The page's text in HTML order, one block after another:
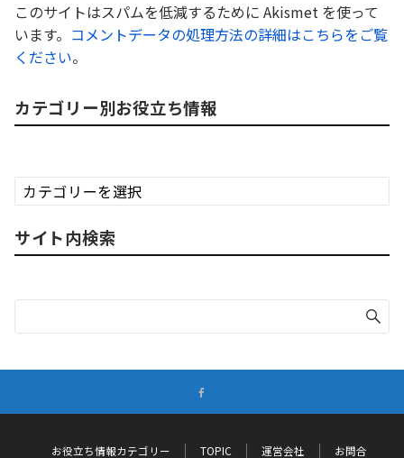
このサイトはスパムを低減するために Akismet を使って
います。 コメントデータの処理方法の詳細はこちらをご覧
ください。
カテゴリー別お役立ち情報
カ
テ
リ
ー
お
立
サイト内検索
お役立ち情報カテゴリー TOPIC 運営会社 お問合